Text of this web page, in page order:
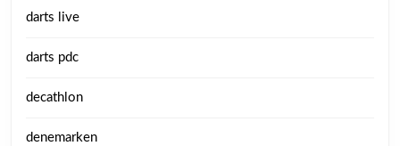
darts live
darts pdc
decathlon
denemarken